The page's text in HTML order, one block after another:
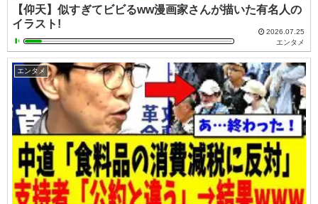
【仰天】似すぎてビビるww漫画家さんが描いた有名人の
イラスト!
2026.07.25
エンタメ
エンタメ